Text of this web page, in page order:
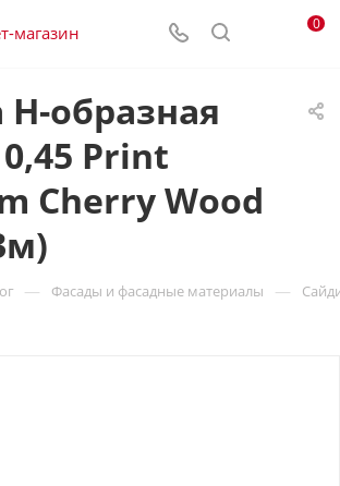
0
образная
Print
Cherry Wood
— Фасады и фасадные материалы —